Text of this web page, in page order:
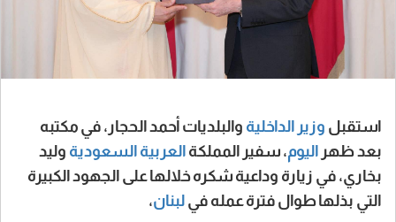
استقبل وزير الداخلية والبلديات أحمد الحجار، في مكتبه
بعد ظهر اليوم، سفير المملكة العربية السعودية وليد
بخاري، في زيارة وداعية شكره خلالها على الجهود الكبيرة
التي بذلها طوال فترة عمله في لبنان،